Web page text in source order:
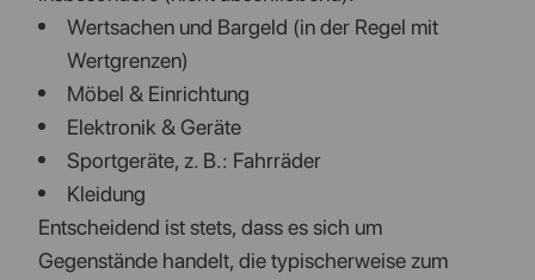
Wertsachen und Bargeld (in der Regel mit
Wertgrenzen)
Möbel & Einrichtung
Elektronik & Geräte
Sportgeräte, z. B.: Fahrräder
Kleidung
Entscheidend ist stets, dass es sich um
Gegenstände handelt, die typischerweise zum